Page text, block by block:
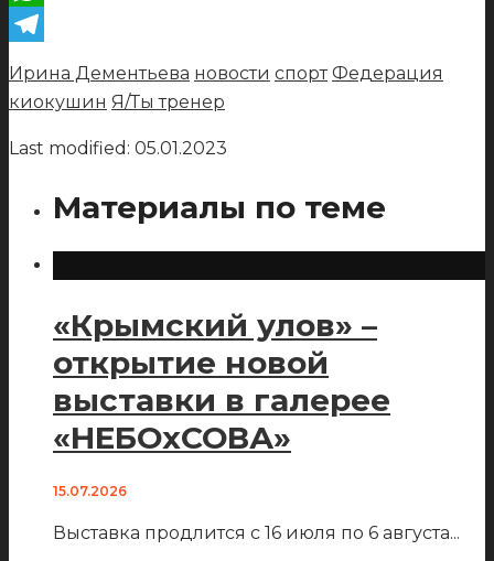
WhatsApp
Ирина Дементьева новости спорт Федерация
киокушин Я/Ты тренер
Last modified: 05.01.2023
Материалы по теме
«Крымский улов» –
открытие новой
выставки в галерее
«НЕБОхСОВА»
15.07.2026
Выставка продлится с 16 июля по 6 августа...